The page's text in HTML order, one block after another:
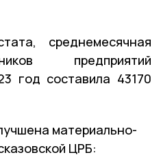
среднемесячная
предприятий
год составила 43170
материально-
ЦРБ: